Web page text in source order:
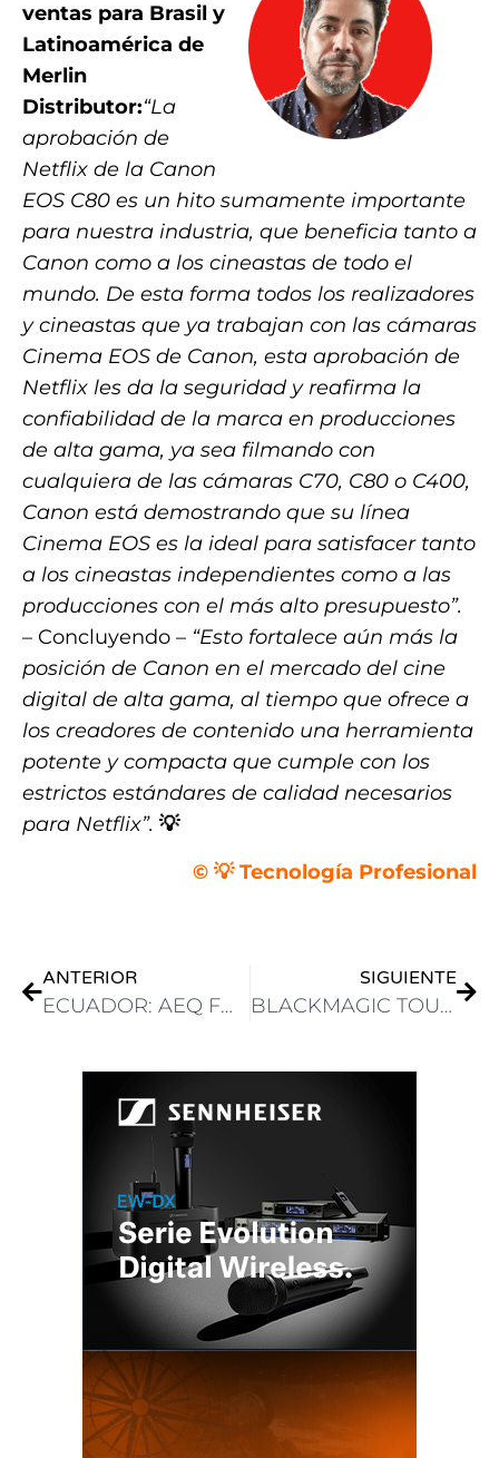
ventas para Brasil y
Latinoamérica de
Merlin
Distributor:“La
aprobación de
Netflix de la Canon
EOS C80 es un hito sumamente importante
para nuestra industria, que beneficia tanto a
Canon como a los cineastas de todo el
mundo. De esta forma todos los realizadores
y cineastas que ya trabajan con las cámaras
Cinema EOS de Canon, esta aprobación de
Netflix les da la seguridad y reafirma la
confiabilidad de la marca en producciones
de alta gama, ya sea filmando con
cualquiera de las cámaras C70, C80 o C400,
Canon está demostrando que su línea
Cinema EOS es la ideal para satisfacer tanto
a los cineastas independientes como a las
producciones con el más alto presupuesto”.
– Concluyendo – “Esto fortalece aún más la
posición de Canon en el mercado del cine
digital de alta gama, al tiempo que ofrece a
los creadores de contenido una herramienta
potente y compacta que cumple con los
estrictos estándares de calidad necesarios
para Netflix”. 💡
© 💡 Tecnología Profesional
ANTERIOR
ECUADOR: AEQ FORUM DIGITALIZA LAS EMISIONES DE RADIO FABU EN GUAYAQUIL
SIGUIENTE
BLACKMAGIC TOUR 2025 LLEGA A BUENOS AIRES ESTE 13 DE MARZO EN NON STOP DIGITAL